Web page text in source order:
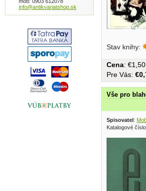
Stav knihy:
Cena: €1,50
Pre Vás:
Vše pro
Spisovatel:
Katalogové
info@antikvariatshop.sk